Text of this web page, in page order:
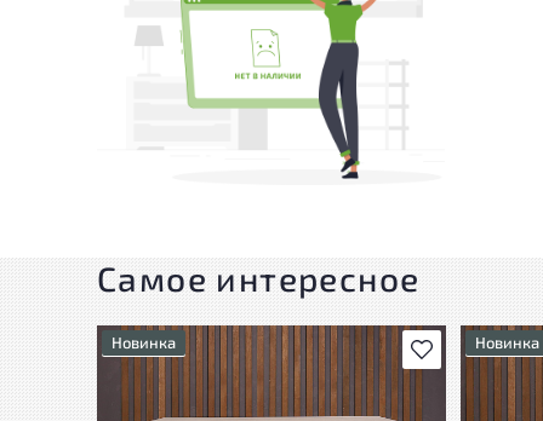
Самое интересное
В избранное
Новинка Новинка